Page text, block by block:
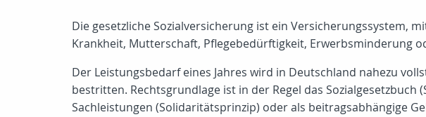
Die gesetzliche Sozialversicherung ist ein Versicherungssystem,
Krankheit, Mutterschaft, Pflegebedürftigkeit, Erwerbsminderung
Der Leistungsbedarf eines Jahres wird in Deutschland nahezu
bestritten. Rechtsgrundlage ist in der Regel das
Sachleistungen (Solidaritätsprinzip) oder als beitragsabhängige